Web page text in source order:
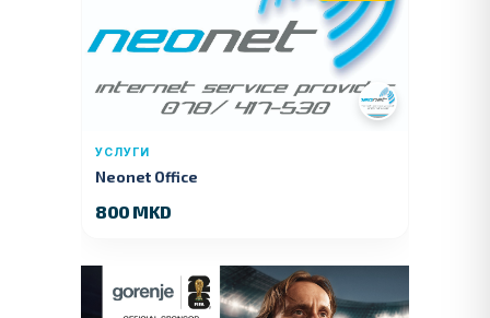
УСЛУГИ
Neonet Office
800 MKD